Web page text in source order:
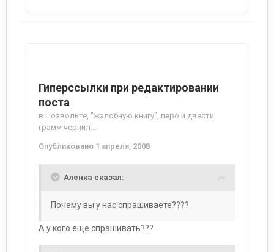
Гиперссылки при редактировании
поста
в Позвольте, "жалобную книгу", перо и двести
грамм чернил...
Опубликовано 1 апреля, 2008
Аленка сказал:
Почему вы у нас спрашиваете????
А у кого еще спрашивать???